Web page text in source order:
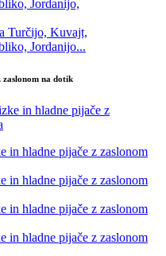
Turčijo, Kuvajt,
Jordanijo...
na dotik